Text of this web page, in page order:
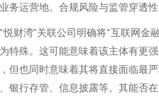
务运营地。合规风险与监管穿透
悦财湾”关联公司明确将“互联网金
特殊。这可能意味着该主体有更
但也同时意味着其将直接面临最
银行存管、信息披露等。其能否